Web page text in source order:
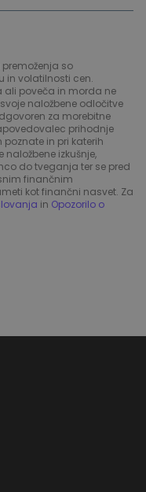
so
in volatilnosti cen.
ali poveča in morda ne
naložbene odločitve
za morebitne
prihodnje
poznate in pri katerih
izkušnje,
do tveganja ter se pred
finančnim
kot finančni nasvet. Za
in Opozorilo o